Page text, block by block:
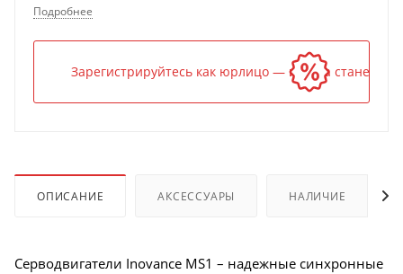
Подробнее
Зарегистрируйтесь как юрлицо — и цена станет
ОПИСАНИЕ АКСЕССУАРЫ НАЛИЧИЕ
Серводвигатели Inovance MS1 – надежные синхронные